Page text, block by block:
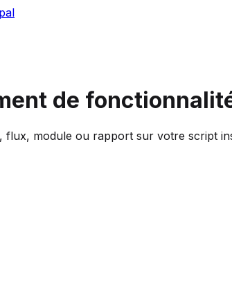
de
flux, module ou rapport sur votre script